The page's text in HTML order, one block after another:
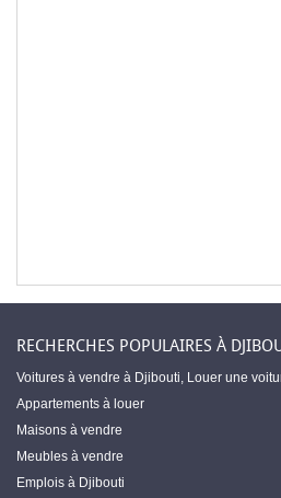
RECHERCHES POPULAIRES À
Voitures à vendre à Djibouti, Louer une
Appartements à louer
Maisons à vendre
Meubles à vendre
Emplois à Djibouti